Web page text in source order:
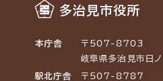
多治見市役所
本庁舎
〒507-8703
岐阜県多治見市日
駅北庁舎
〒507-8787